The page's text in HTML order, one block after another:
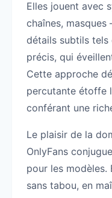
Elles jouent avec
chaînes,
détails subtils tels
précis, qui
Cette approche
percutante étoffe
conférant une
Le plaisir de la
OnlyFans
pour les modèles.
sans tabou, en